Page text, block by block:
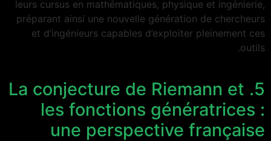
leurs cursus en mathématiques, physique et ingénierie,
préparant ainsi une nouvelle génération de chercheurs
et d’ingénieurs capables d’exploiter pleinement ces
outils.
5. La conjecture de Riemann et
les fonctions génératrices :
une perspective française